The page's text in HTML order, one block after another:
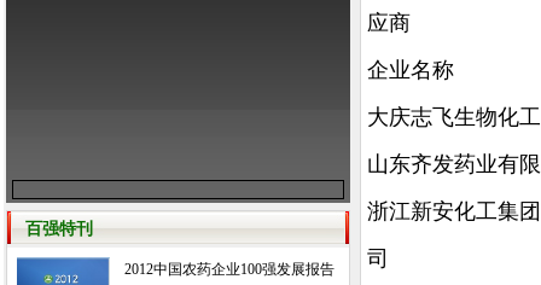
百强特刊
2012中国农药企业100强发展报告
应商
企业名称
大庆志飞生物化
山东齐发药业有
浙江新安化工集
司